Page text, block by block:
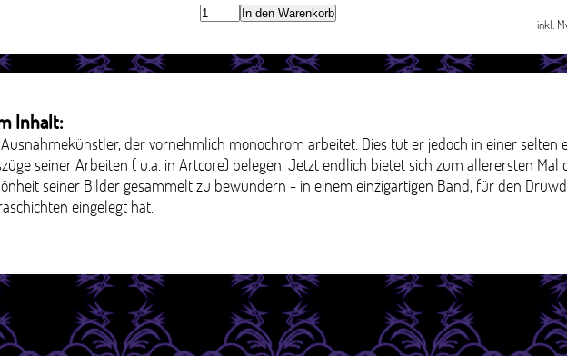
In den Warenkorb
inkl.
Inhalt:
der vornehmlich monochrom arbeitet. Dies tut er jedoch in einer selten
seiner Arbeiten ( u.a. in Artcore) belegen. Jetzt endlich bietet sich zum allerersten Mal
seiner Bilder gesammelt zu bewundern - in einem einzigartigen Band, für den
eingelegt hat.